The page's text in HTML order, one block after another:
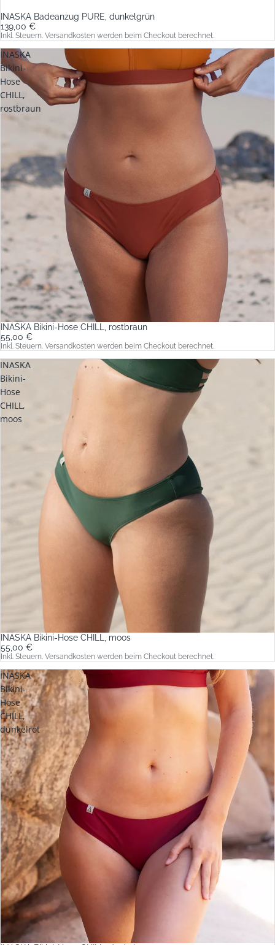
INASKA Badeanzug PURE, dunkelgrün
139,00 €
Inkl. Steuern. Versandkosten werden beim Checkout berechnet.
INASKA
Bikini-
Hose
CHILL,
rostbraun
INASKA Bikini-Hose CHILL, rostbraun
55,00 €
Inkl. Steuern. Versandkosten werden beim Checkout berechnet.
INASKA
Bikini-
Hose
CHILL,
moos
INASKA Bikini-Hose CHILL, moos
55,00 €
Inkl. Steuern. Versandkosten werden beim Checkout berechnet.
INASKA
Bikini-
Hose
CHILL,
dunkelrot